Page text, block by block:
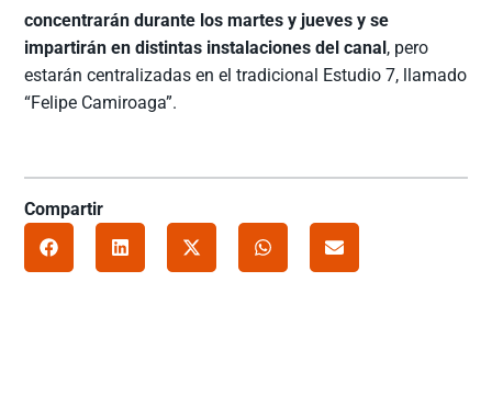
concentrarán durante los martes y jueves y se
impartirán en distintas instalaciones del canal, pero
estarán centralizadas en el tradicional Estudio 7, llamado
“Felipe Camiroaga”.
Compartir